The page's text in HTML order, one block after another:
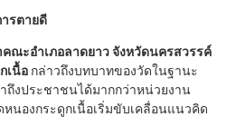
รตายดี
ณะอำเภอลาดยาว จังหวัดนครสวรรค์
เนื้อ กล่าวถึงบทบาทของวัดในฐานะ
ถึงประชาชนได้มากกว่าหน่วยงาน
นองกระดูกเนื้อเริ่มขับเคลื่อนแนวคิด